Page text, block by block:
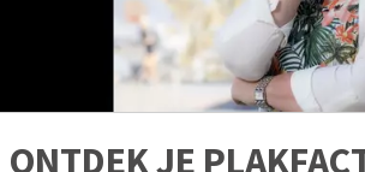
ONTDEK JE